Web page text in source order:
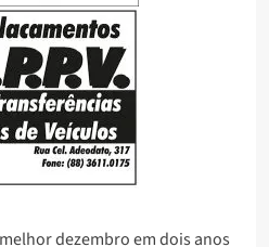
dezembro em dois anos